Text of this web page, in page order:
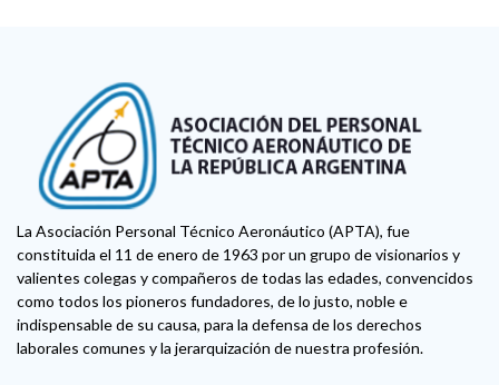
La Asociación Personal Técnico Aeronáutico (APTA), fue
constituida el 11 de enero de 1963 por un grupo de visionarios y
valientes colegas y compañeros de todas las edades, convencidos
como todos los pioneros fundadores, de lo justo, noble e
indispensable de su causa, para la defensa de los derechos
laborales comunes y la jerarquización de nuestra profesión.